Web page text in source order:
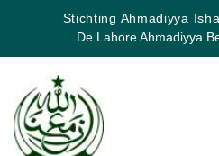
Stichting Ahmadiyya
De Lahore Ahmadiyya